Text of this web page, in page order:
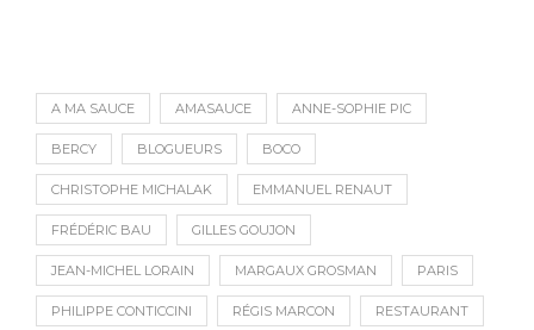
A MA SAUCE AMASAUCE ANNE-SOPHIE PIC
BERCY BLOGUEURS BOCO
CHRISTOPHE MICHALAK EMMANUEL RENAUT
FRÉDÉRIC BAU GILLES GOUJON
JEAN-MICHEL LORAIN MARGAUX GROSMAN PARIS
PHILIPPE CONTICCINI RÉGIS MARCON RESTAURANT